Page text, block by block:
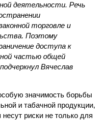
деятельности. Речь
торговле и
Поэтому
доступа к
частью общей
Вячеслав
значимость борьбы
и табачной продукции,
риски не только для